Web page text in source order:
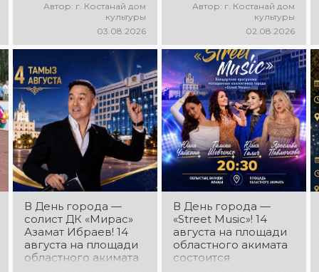
концертная
ансамбля танца
«Карнавал»!
ансамбля — Шамиль
Фахрутдинов. Вас
ждут зрелищные
хореографические
постановки, яркие
образы,
зажигательные
ритмы и
праздничное
настроение!
Автор: г. Костанай дом
культуры
03.08.2026
праздничная DJ-
программа! Вас ждут
современные
музыкальные хиты,
зажигательные
ритмы, мощная
энергия и яркие
эмоции!
Автор: г. Костанай дом
культуры
02.08.2026
В День города —
солист ДК «Мирас»
Азамат Ибраев! 14
августа на площади
областного акимата
В День города —
«Street Music»! 14
августа на площади
областного акимата
состоится